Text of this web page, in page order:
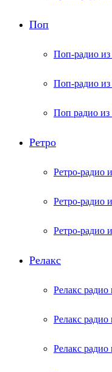
Поп
Поп-радио из
Поп-радио из
Поп радио
Ретро
Ретро-радио
Ретро-радио
Ретро-радио
Релакс
Релакс радио
Релакс
Релакс радио